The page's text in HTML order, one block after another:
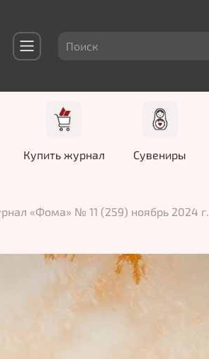
Купить журнал Сувениры
«Фома» № 11 (259) ноябрь 2024 г.